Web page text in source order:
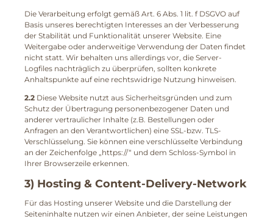
Die Verarbeitung erfolgt gemäß Art. 6 Abs. 1 lit. f DSGVO auf
Basis unseres berechtigten Interesses an der Verbesserung
der Stabilität und Funktionalität unserer Website. Eine
Weitergabe oder anderweitige Verwendung der Daten findet
nicht statt. Wir behalten uns allerdings vor, die Server-
Logfiles nachträglich zu überprüfen, sollten konkrete
Anhaltspunkte auf eine rechtswidrige Nutzung hinweisen.
2.2 Diese Website nutzt aus Sicherheitsgründen und zum
Schutz der Übertragung personenbezogener Daten und
anderer vertraulicher Inhalte (z.B. Bestellungen oder
Anfragen an den Verantwortlichen) eine SSL-bzw. TLS-
Verschlüsselung. Sie können eine verschlüsselte Verbindung
an der Zeichenfolge „https://“ und dem Schloss-Symbol in
Ihrer Browserzeile erkennen.
3) Hosting & Content-Delivery-Network
Für das Hosting unserer Website und die Darstellung der
Seiteninhalte nutzen wir einen Anbieter, der seine Leistungen